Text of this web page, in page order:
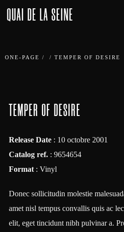
QUAI DE LA SEINE
ONE-PAGE / / TEMPER OF DESIRE
TEMPER OF DESIRE
Release Date: 10 octobre 2001
Catalog ref.: 9654654
Format: Vinyl
Donec sollicitudin molestie
amet nisl tempus convallis quis ac
elit, eget tincidunt nibh pulvinar a.